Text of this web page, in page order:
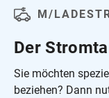
M/
Der
Sie möchten
beziehen? Dann